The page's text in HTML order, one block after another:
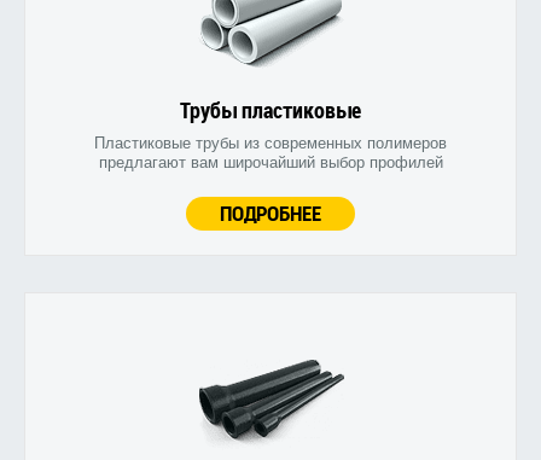
Трубы пластиковые
Пластиковые трубы из современных полимеров
предлагают вам широчайший выбор профилей
ПОДРОБНЕЕ